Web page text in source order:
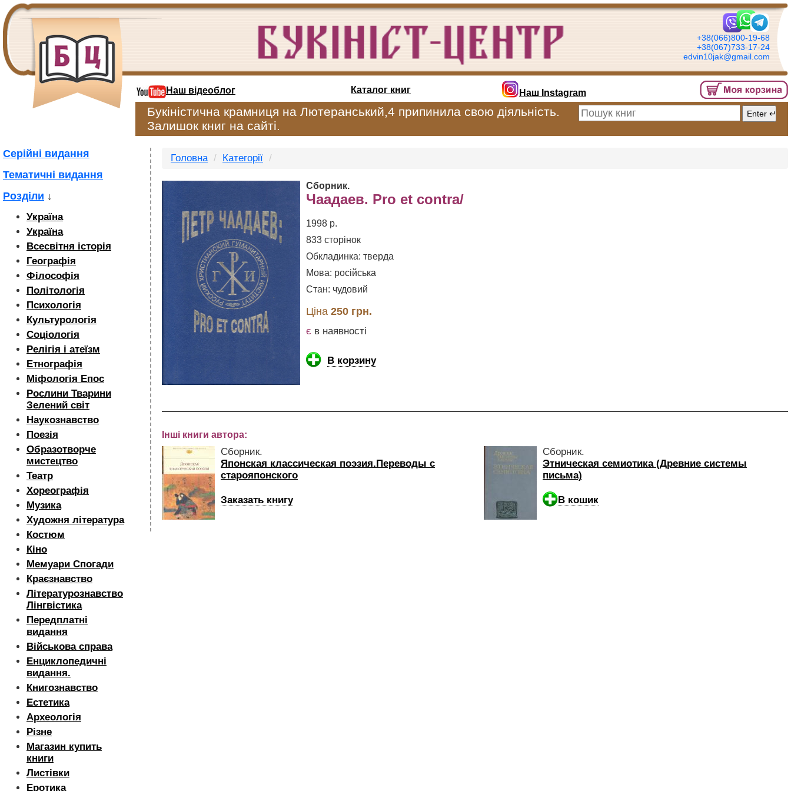
+38(066)800-19-68
+38(067)733-17-24
edvin10jak@gmail.com
Наш відеоблог Каталог книг Наш Instagram
Букіністична крамниця на Лютеранський,4 припинила свою діяльність.
Залишок книг на сайті.
Серійні видання
Тематичні видання
Розділи ↓
Україна
Україна
Всесвітня історія
Географія
Філософія
Політологія
Психологія
Культурологія
Соціологія
Релігія і атеїзм
Етнографія
Міфологія Епос
Рослини Тварини
Зелений світ
Наукознавство
Поезія
Образотворче
мистецтво
Театр
Хореографія
Музика
Художня література
Костюм
Кіно
Мемуари Спогади
Краєзнавство
Літературознавство
Лінгвістика
Передплатні
видання
Військова справа
Енциклопедичні
видання.
Книгознавство
Естетика
Археологія
Різне
Магазин купить
книги
Листівки
Еротика
Головна Категорії
Сборник.
Чаадаев. Pro et contra/
1998 р.
833 сторінок
Обкладинка: тверда
Мова: російська
Стан: чудовий
Ціна 250 грн.
є в наявності
В корзину
Інші книги автора:
Сборник.
Японская классическая поэзия.Переводы с
старояпонского
Заказать книгу
Сборник.
Этническая семиотика (Древние системы
письма)
В кошик